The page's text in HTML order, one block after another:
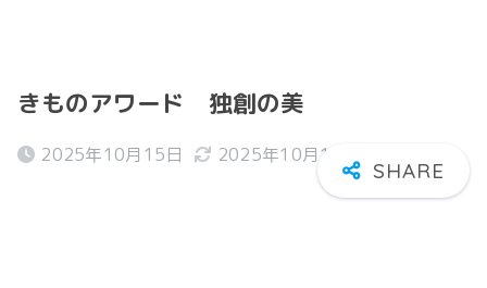
きものアワード 独創の美
2025年10月15日 2025年10月18日